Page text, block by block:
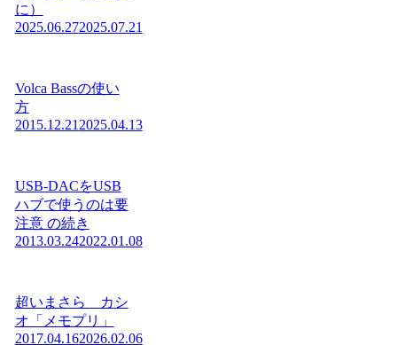
に）
2025.06.272025.07.21
Volca Bassの使い
方
2015.12.212025.04.13
USB-DACをUSB
ハブで使うのは要
注意 の続き
2013.03.242022.01.08
超いまさら カシ
オ「メモプリ」
2017.04.162026.02.06